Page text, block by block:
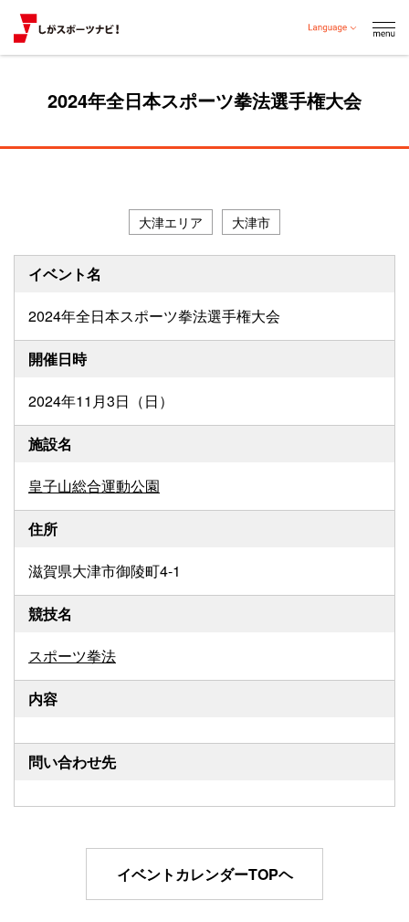
2024年全日本スポーツ拳法選手権大会
大津エリア 大津市
イベント名
2024年全日本スポーツ拳法選手権大会
開催日時
2024年11月3日（日）
施設名
皇子山総合運動公園
住所
滋賀県大津市御陵町4-1
競技名
スポーツ拳法
内容
問い合わせ先
イベントカレンダーTOPヘ